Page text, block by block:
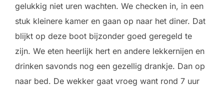
gelukkig niet uren wachten. We checken in, in een
stuk kleinere kamer en gaan op naar het diner. Dat
blijkt op deze boot bijzonder goed geregeld te
zijn. We eten heerlijk hert en andere lekkernijen en
drinken savonds nog een gezellig drankje. Dan op
naar bed. De wekker gaat vroeg want rond 7 uur